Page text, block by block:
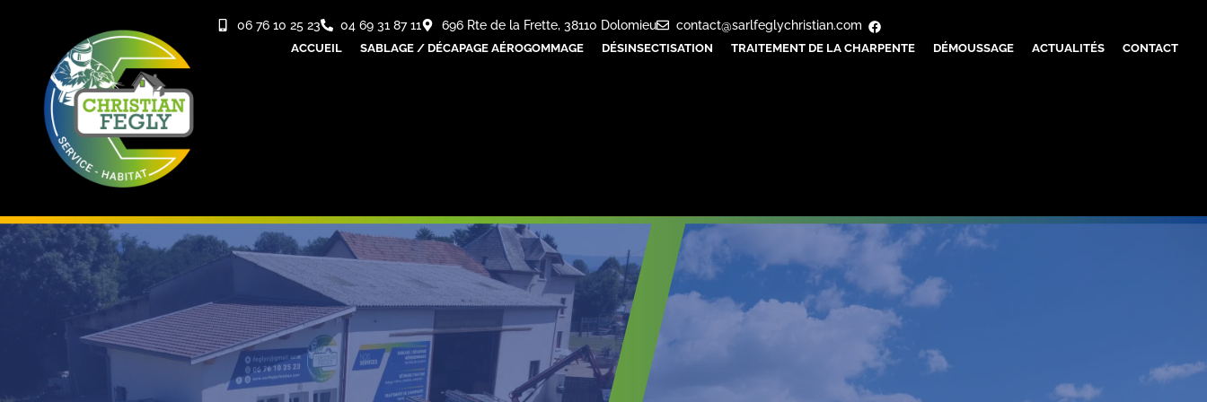
06 76 10 25 23 04 69 31 87 11 696 Rte de la Frette, 38110 Dolomieu contact@sarlfeglychristian.com
ACCUEIL SABLAGE / DÉCAPAGE AÉROGOMMAGE DÉSINSECTISATION TRAITEMENT DE LA CHARPENTE DÉMOUSSAGE ACTUALITÉS CONTACT